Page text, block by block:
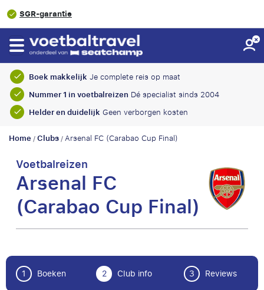
SGR-garantie
Boek makkelijk Je complete reis op maat
Nummer 1 in voetbalreizen Dé specialist sinds 2004
Helder en duidelijk Geen verborgen kosten
Home/Clubs/Arsenal FC (Carabao Cup Final)
Voetbalreizen
Arsenal FC
(Carabao Cup Final)
1 Boeken 2 Club info 3 Reviews